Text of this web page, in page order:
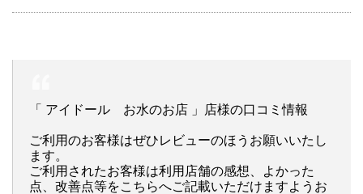
「 アイドール お水のお店 」店様の口コミ情報
ご利用のお客様はぜひレビューのほうお願いいたし
ます。
ご利用されたお客様は利用店舗の感想、よかった
点、改善点等をこちらへご記載いただけますようお